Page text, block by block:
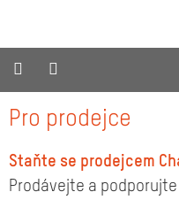
O
nás
Produkty
Pro prodejce
Staňte se prodejcem
Prodávejte a